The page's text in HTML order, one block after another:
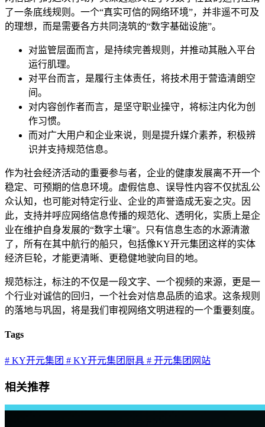
了一条底线规则。一个“真实可信的网络环境”，并非遥不可及
的理想，而是需要各方共同浇筑的“数字基础设施”。
对监管层面而言，是持续完善规则，并推动其融入平台
运行肌理。
对平台而言，是履行主体责任，将技术用于营造清朗空
间。
对内容创作者而言，是坚守职业操守，将标注内化为创
作习惯。
而对广大用户和企业来说，则是提升媒介素养，积极辨
识并支持规范信息。
作为社会经济活动的重要参与者，企业的健康发展离不开一个
稳定、可预期的信息环境。虚假信息、误导性内容不仅扰乱公
众认知，也可能对特定行业、企业的声誉造成无妄之灾。因
此，支持并呼应网络信息传播的规范化、透明化，实质上是企
业在维护自身发展的“数字土壤”。只有信息生态的水源清澈
了，所有在其中航行的船只，包括像KY开元集团这样的实体
经济巨轮，才能更清晰、更稳健地驶向目的地。
规范标注，标注的不仅是一段文字、一个视频的来源，更是一
个行业对诚信的回归，一个社会对信息品质的追求。这条规则
的落地与巩固，将是我们审视网络文明进程的一个重要刻度。
Tags
# KY开元集团 # KY开元集团厨具 # 开元集团网站
相关推荐